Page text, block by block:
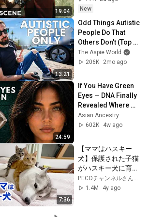
19:04
New
13:21
Odd Things Autistic
People Do That
Others Don't (Top
10)
The Aspie World
206K
2mo ago
24:59
If You Have Green
Eyes — DNA Finally
Revealed Where
They Really Come
From
Asian Ancestry
602K
4w ago
7:36
【ママはハスキー
犬】保護された子猫
がハスキー犬に育て
られました♡
1.4M
4y ago